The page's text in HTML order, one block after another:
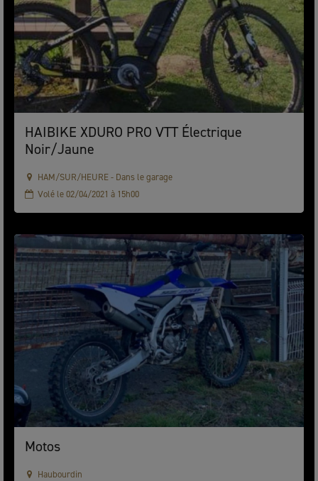
HAIBIKE XDURO PRO VTT Électrique
Noir/Jaune
HAM/SUR/HEURE - Dans le garage
Volé le 02/04/2021 à 15h00
Motos
Haubourdin